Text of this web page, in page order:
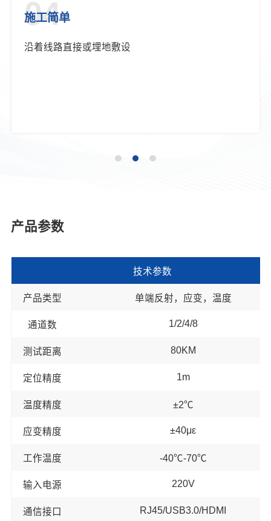
04
施工简单
沿着线路直接或埋地敷设
产品参数
技术参数
产品类型 单端反射，应变，温度
通道数 1/2/4/8
测试距离 80KM
定位精度 1m
温度精度 ±2℃
应变精度 ±40με
工作温度 -40℃-70℃
输入电源 220V
通信接口 RJ45/USB3.0/HDMI